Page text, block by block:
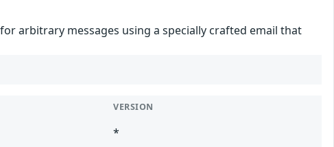
arbitrary messages using a specially crafted email that
VERSION
*